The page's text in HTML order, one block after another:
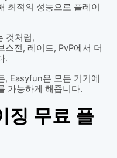
최적의 성능으로 플레이
것처럼,
스전, 레이드, PvP에서 더
.
, Easyfun은 모든 기기에
가능하게 해줍니다.
징 무료 플